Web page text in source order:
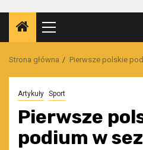
Menu
główne
Strona główna Pierwsze polskie
Artykuły Sport
Pierwsze
podium w